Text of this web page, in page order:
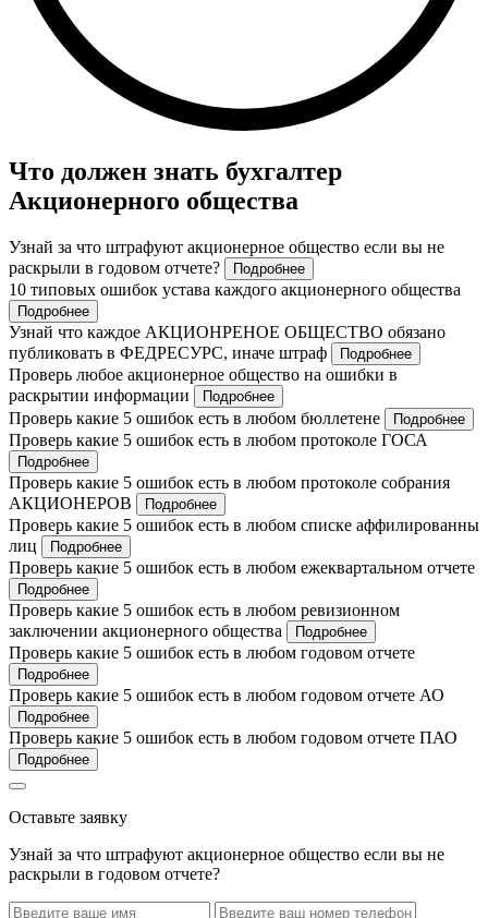
Что должен знать бухгалтер
Акционерного общества
Узнай за что штрафуют акционерное общество если вы не
раскрыли в годовом отчете?
Подробнее
10 типовых ошибок устава каждого акционерного общества
Подробнее
Узнай что каждое АКЦИОНРЕНОЕ ОБЩЕСТВО обязано
публиковать в ФЕДРЕСУРС, иначе штраф
Подробнее
Проверь любое акционерное общество на ошибки в
раскрытии информации
Подробнее
Проверь какие 5 ошибок есть в любом бюллетене Подробнее
Проверь какие 5 ошибок есть в любом протоколе ГОСА
Подробнее
Проверь какие 5 ошибок есть в любом протоколе собрания
АКЦИОНЕРОВ
Подробнее
Проверь какие 5 ошибок есть в любом списке аффилированны
лиц
Подробнее
Проверь какие 5 ошибок есть в любом ежеквартальном отчете
Подробнее
Проверь какие 5 ошибок есть в любом ревизионном
заключении акционерного общества
Подробнее
Проверь какие 5 ошибок есть в любом годовом отчете
Подробнее
Проверь какие 5 ошибок есть в любом годовом отчете АО
Подробнее
Проверь какие 5 ошибок есть в любом годовом отчете ПАО
Подробнее
Оставьте заявку
Узнай за что штрафуют акционерное общество если вы не
раскрыли в годовом отчете?